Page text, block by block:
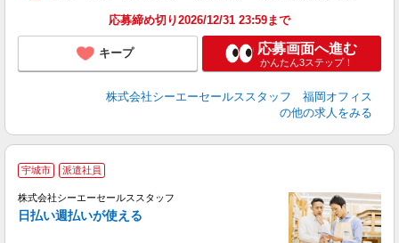
応募締め切り2026/12/31 23:59まで
キープ 応募画面へ進む
かんたん3ステップ！
株式会社シーエーセールススタッフ 福岡オフィス
の他の求人をみる
宇城市 派遣社員
株式会社シーエーセールススタッフ
日払い週払いが使える